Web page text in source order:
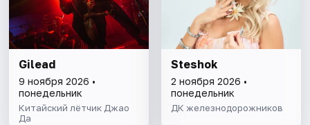
Gilead
9 ноября 2026 •
понедельник
Китайский лётчик Джао
Да
Steshok
2 ноября 2026 •
понедельник
ДК железнодорожников